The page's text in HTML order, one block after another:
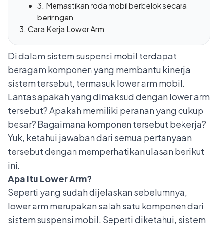
3. Memastikan roda mobil berbelok secara
beriringan
Cara Kerja Lower Arm
Di dalam sistem suspensi mobil terdapat
beragam komponen yang membantu kinerja
sistem tersebut, termasuk lower arm mobil.
Lantas apakah yang dimaksud dengan lower arm
tersebut? Apakah memiliki peranan yang cukup
besar? Bagaimana komponen tersebut bekerja?
Yuk, ketahui jawaban dari semua pertanyaan
tersebut dengan memperhatikan ulasan berikut
ini.
Apa Itu Lower Arm?
Seperti yang sudah dijelaskan sebelumnya,
lower arm merupakan salah satu komponen dari
sistem suspensi mobil. Seperti diketahui, sistem